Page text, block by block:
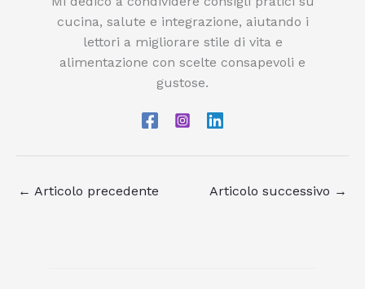
cucina, salute e integrazione, aiutando i
lettori a migliorare stile di vita e
alimentazione con scelte consapevoli e
gustose.
← Articolo precedente Articolo successivo →